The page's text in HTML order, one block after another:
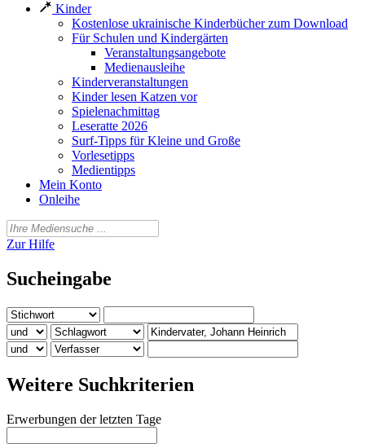
Kinder
Kostenlose ukrainische Kinderbücher zum Download
Für Schulen und Kindergärten
Veranstaltungsangebote
Medienausleihe
Kinderveranstaltungen
Kinder lesen Katzen vor
Spielenachmittag
Leseratte 2026
Surf-Tipps für Kleine und Große
Vorlesetipps
Medientipps
Mein Konto
Onleihe
Zur Hilfe
Sucheingabe
Weitere Suchkriterien
Erwerbungen der letzten Tage